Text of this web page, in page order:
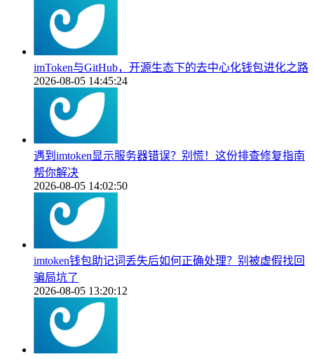
imToken与GitHub，开源生态下的去中心化钱包进化之路
2026-08-05 14:45:24
遇到imtoken显示服务器错误？别慌！这份排查修复指南
帮你解决
2026-08-05 14:02:50
imtoken钱包助记词丢失后如何正确处理？别被虚假找回
骗局坑了
2026-08-05 13:20:12